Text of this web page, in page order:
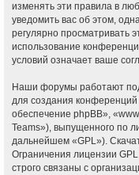
изменять эти правила в
уведомить вас об этом,
регулярно просматривать
использование
условий означает ваше
Наши форумы работают
для создания
обеспечение phpBB»,
Teams»), выпущенного по
дальнейшем «GPL»).
Ограничения лицензии
строго связаны с